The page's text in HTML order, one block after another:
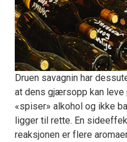
Druen savagnin har
at dens gjærsopp kan leve
«spiser» alkohol og ikke
ligger til rette. En
reaksjonen er flere